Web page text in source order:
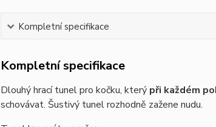
Kompletní specifikace
Kompletní specifikace
Dlouhý hrací tunel pro kočku, který při každém
schovávat. Šustivý tunel rozhodně zažene nudu.